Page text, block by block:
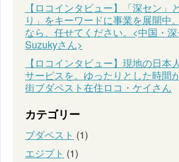
【ロコインタビュー】「深セン」
り」をキーワードに事業を展開中
なら、任せてください。<中国・
Suzukyさん>
【ロコインタビュー】現地の日本
サービスを。ゆったりとした時間
街ブダペスト在住ロコ・ケイさん
カテゴリー
ブダペスト (1)
エジプト (1)